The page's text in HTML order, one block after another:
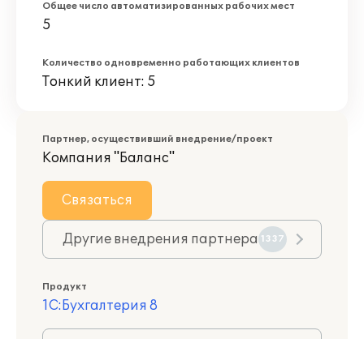
Общее число автоматизированных рабочих мест
5
Количество одновременно работающих клиентов
Тонкий клиент: 5
Партнер, осуществивший внедрение/проект
Компания "Баланс"
Связаться
Другие внедрения партнера 1337
Продукт
1С:Бухгалтерия 8